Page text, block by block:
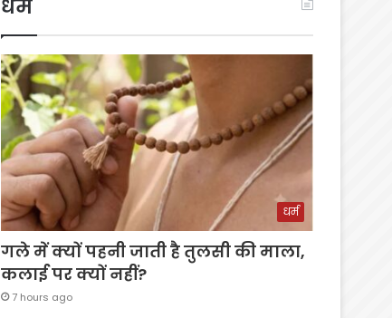
धर्म
धर्म
गले में क्यों पहनी जाती है तुलसी की माला,
कलाई पर क्यों नहीं?
7 hours ago